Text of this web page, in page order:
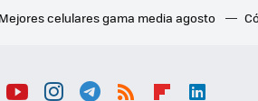
Mejores celulares gama media agosto